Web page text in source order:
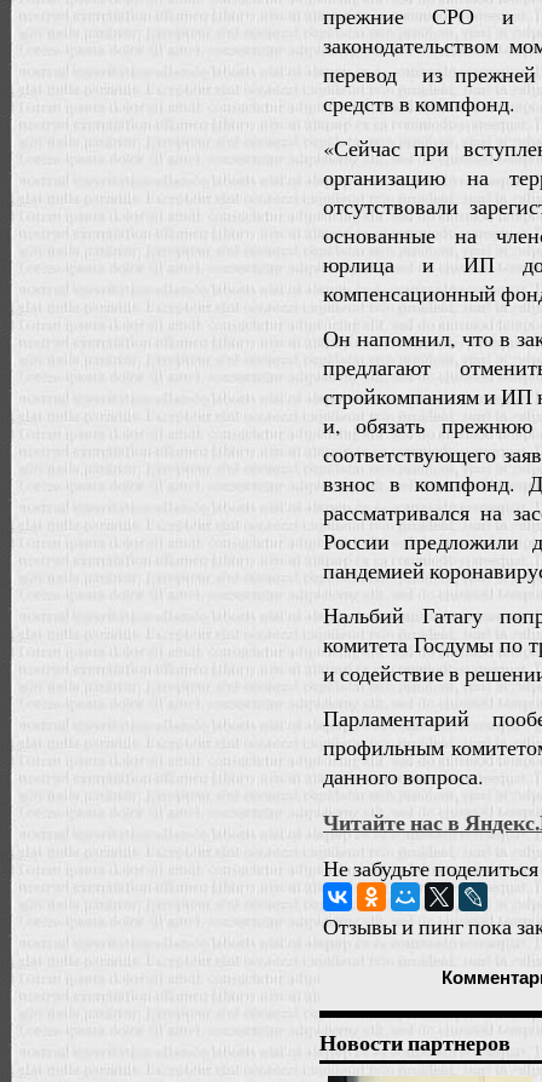
прежние СРО и
законодательством
перевод из
средств в компфонд.
«Сейчас при
организацию на
отсутствовали
основанные на
юрлица и ИП
компенсационный
Он напомнил, что в
предлагают
стройкомпаниям и ИП
и, обязать
соответствующего
взнос в компфонд.
рассматривался на
России предложили
пандемией
Нальбий Гатагу
комитета Госдумы по
и содействие в
Парламентарий
профильным
данного вопроса.
Читайте нас в
Не забудьте
Отзывы и пинг пока
Новости партнеров